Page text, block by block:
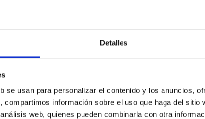
Detalles
se usan para personalizar el contenido y los anuncios,
compartimos información sobre el uso que haga del sitio
web, quienes pueden combinarla con otra
línea de investigación del IAC “Formación y Evolución de
Espirales: Evolución y